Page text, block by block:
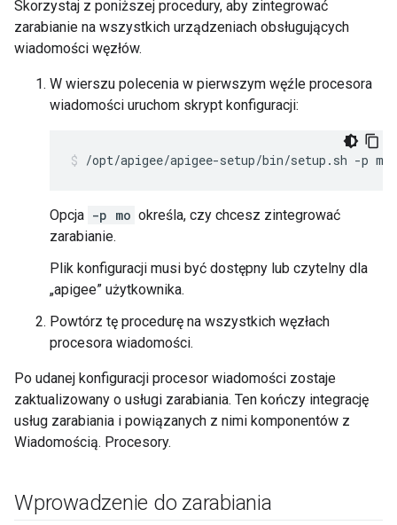
Skorzystaj z poniższej procedury, aby zintegrować
zarabianie na wszystkich urządzeniach obsługujących
wiadomości węzłów.
W wierszu polecenia w pierwszym węźle procesora
wiadomości uruchom skrypt konfiguracji:
/opt/apigee/apigee-setup/bin/setup.sh -p
Opcja -p mo określa, czy chcesz zintegrować
zarabianie.
Plik konfiguracji musi być dostępny lub czytelny dla
„apigee” użytkownika.
Powtórz tę procedurę na wszystkich węzłach
procesora wiadomości.
Po udanej konfiguracji procesor wiadomości zostaje
zaktualizowany o usługi zarabiania. Ten kończy integrację
usług zarabiania i powiązanych z nimi komponentów z
Wiadomością. Procesory.
Wprowadzenie do zarabiania